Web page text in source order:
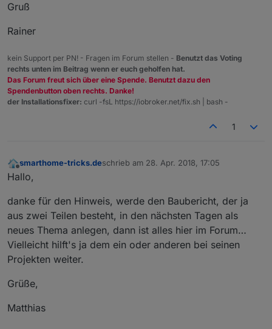
Gruß
Rainer
kein Support per PN! - Fragen im Forum stellen - Benutzt das Voting
rechts unten im Beitrag wenn er euch geholfen hat.
Das Forum freut sich über eine Spende. Benutzt dazu den
Spendenbutton oben rechts. Danke!
der Installationsfixer: curl -fsL https://iobroker.net/fix.sh | bash -
1
Offline
smarthome-tricks.deschrieb am 28. Apr. 2018, 17:05
zuletzt editiert von
Hallo,
danke für den Hinweis, werde den Baubericht, der ja
aus zwei Teilen besteht, in den nächsten Tagen als
neues Thema anlegen, dann ist alles hier im Forum…
Vielleicht hilft's ja dem ein oder anderen bei seinen
Projekten weiter.
Grüße,
Matthias